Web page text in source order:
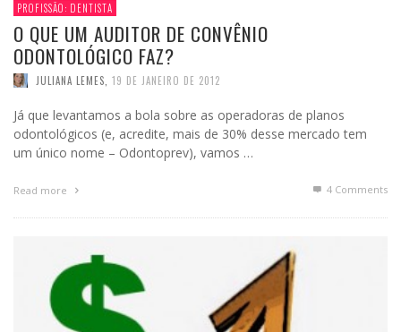
PROFISSÃO: DENTISTA
O QUE UM AUDITOR DE CONVÊNIO
ODONTOLÓGICO FAZ?
JULIANA LEMES 19 DE JANEIRO DE 2012
Já que levantamos a bola sobre as operadoras de planos
odontológicos (e, acredite, mais de 30% desse mercado tem
um único nome – Odontoprev), vamos …
Read more 4 Comments